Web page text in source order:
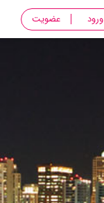
ورود عضویت